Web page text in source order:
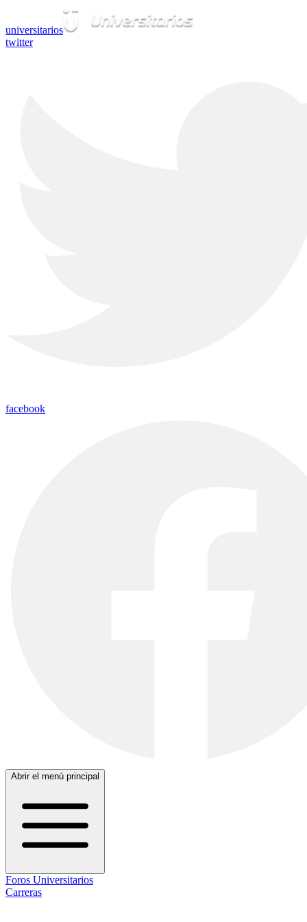
universitarios
twitter
facebook
Abrir el menú principal
Foros Universitarios
Carreras